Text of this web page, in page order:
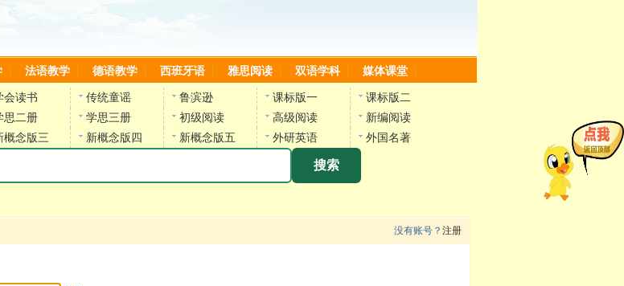
法语教学 德语教学 西班牙语 雅思阅读 双语学科 媒体课堂
会读书 传统童谣 鲁滨逊 课标版一
课标版二
思二册 学思三册 初级阅读 高级阅读
新编阅读
概念版三 新概念版四 新概念版五 外研英语 外国名著
搜索
陈雷英语副网站 没有账号？ 注册